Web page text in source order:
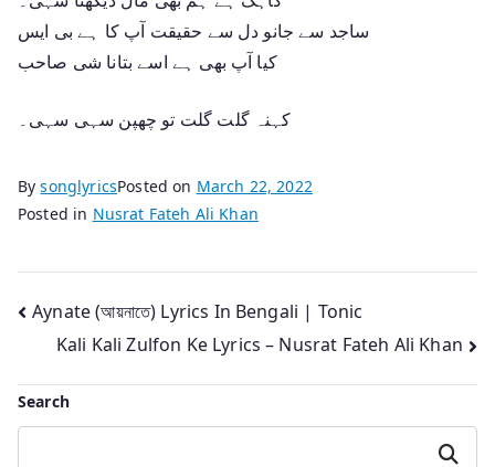
ساجد سے جانو دل سے حقیقت آپ کا ہے بی ایس
کیا آپ بھی ہے اسے بتانا شی صاحب
کہنہ گلت گلت تو چھپن سہی سہی۔
BysonglyricsPosted on March 22, 2022
Posted in Nusrat Fateh Ali Khan
Post
navigation
Aynate (আয়নাতে) Lyrics In Bengali | Tonic
Kali Kali Zulfon Ke Lyrics – Nusrat Fateh Ali Khan
Search
Search